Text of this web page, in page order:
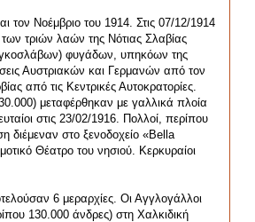
τον Νοέμβριο του 1914. Στις 07/12/1914
τριών λαών της Νότιας Σλαβίας
φυγάδων, υπηκόων της
Αυστριακών και Γερμανών από τον
από τις Κεντρικές Αυτοκρατορίες.
μεταφέρθηκαν με γαλλικά πλοία
στις 23/02/1916. Πολλοί, περίπου
διέμεναν στο ξενοδοχείο «Bella
Θέατρο του νησιού. Κερκυραίοι
6 μεραρχίες. Οι Αγγλογάλλοι
130.000 άνδρες) στη Χαλκιδική